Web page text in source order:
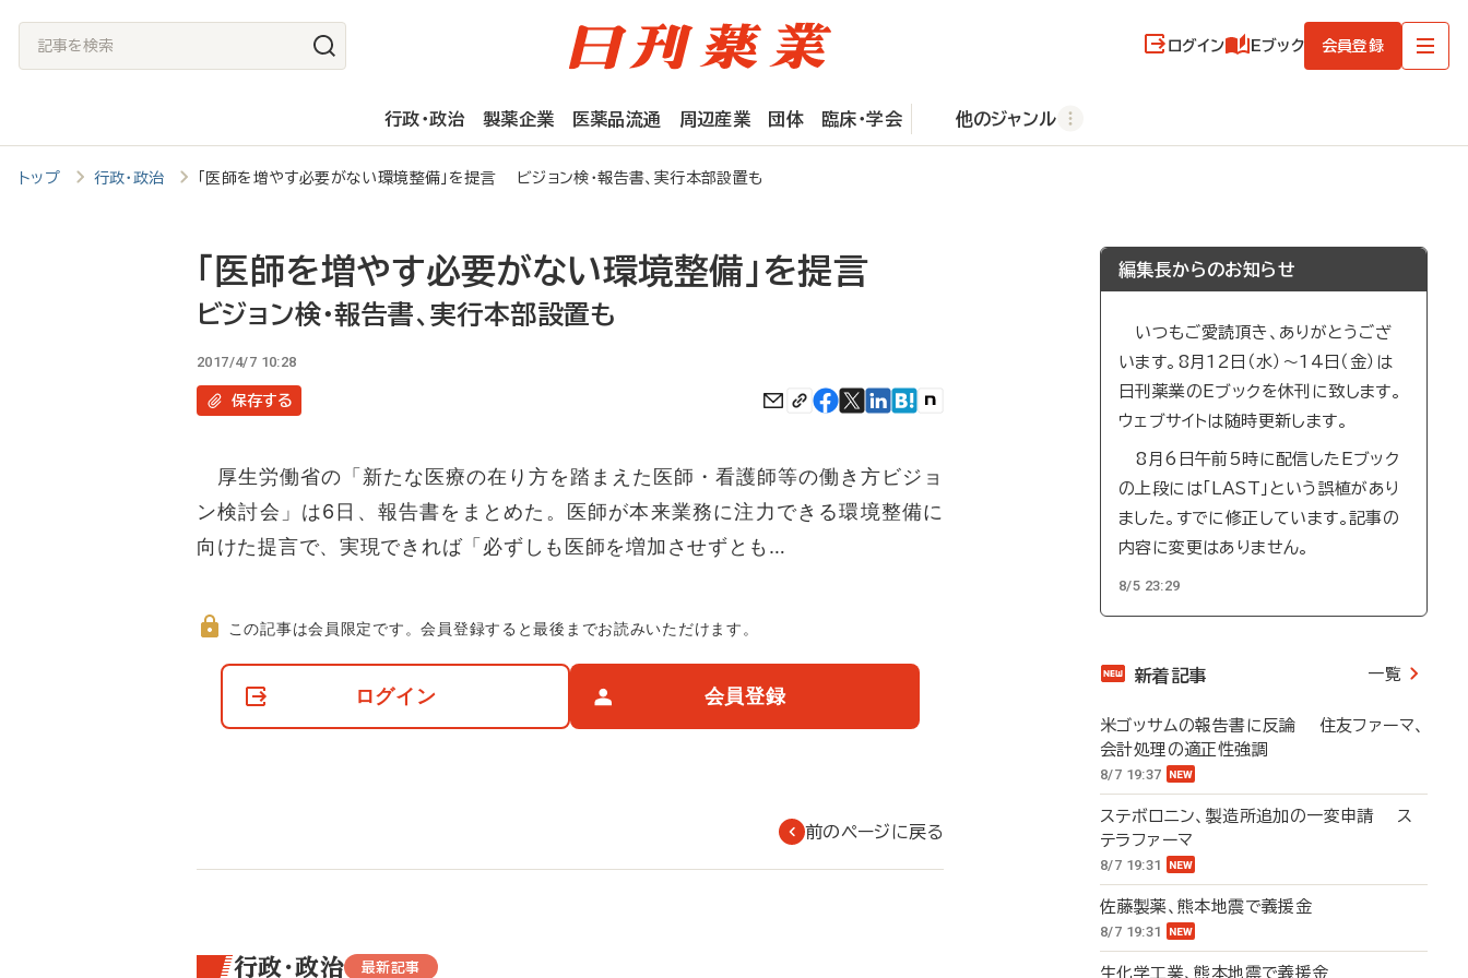
記
事
検
索
ログイン Eブック 会員登録
行政・政治 製薬企業 医薬品流通 周辺産業 団体 臨床・学会 他のジャンル
トップ 行政・政治 「医師を増やす必要がない環境整備」を提言 ビジョン検・報告書、実行本部設置も
「医師を増やす必要がない環境整備」を提言
ビジョン検・報告書、実行本部設置も
2017/4/7 10:28
保存する
厚生労働省の「新たな医療の在り方を踏まえた医師・看護師等の働き方ビジョ
ン検討会」は6日、報告書をまとめた。医師が本来業務に注力できる環境整備に
向けた提言で、実現できれば「必ずしも医師を増加させずとも…
て
この記事は会員限定です。会員登録すると最後までお読みいただけます。
ログイン 会員登録
前のページに戻る
行政・政治 最新記事
編集長からのお知らせ
いつもご愛読頂き、ありがとうござ
います。8月12日（水）～14日（金）は
日刊薬業のEブックを休刊に致します。
ウェブサイトは随時更新します。
8月6日午前5時に配信したEブック
の上段には「LAST」という誤植があり
ました。すでに修正しています。記事の
内容に変更はありません。
8/5 23:29
新着記事 一覧
米ゴッサムの報告書に反論 住友ファーマ、
会計処理の適正性強調
8/7 19:37
ステボロニン、製造所追加の一変申請 ス
テラファーマ
8/7 19:31
佐藤製薬、熊本地震で義援金
8/7 19:31
生化学工業、熊本地震で義援金